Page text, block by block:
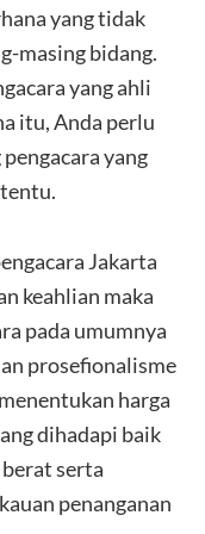
yang tidak
masing bidang.
yang ahli
itu, Anda perlu
yang
Jakarta
keahlian maka
pada umumnya
prosefionalisme
harga
dihadapi baik
serta
penanganan